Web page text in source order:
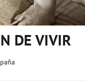
DE VIVIR